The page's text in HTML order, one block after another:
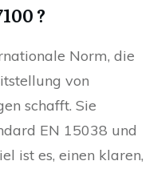
?
Norm, die
von
schafft. Sie
EN 15038 und
ist es, einen klaren,